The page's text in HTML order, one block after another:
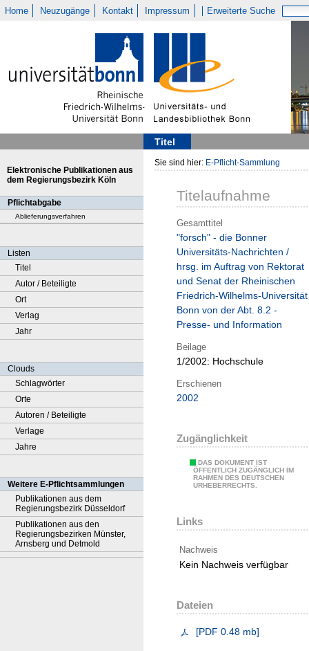
Home Neuzugänge Kontakt Impressum Erweiterte Suche
Titel
Elektronische Publikationen aus
dem Regierungsbezirk Köln
Pflichtabgabe
Ablieferungsverfahren
Listen
Titel
Autor / Beteiligte
Ort
Verlag
Jahr
Clouds
Schlagwörter
Orte
Autoren / Beteiligte
Verlage
Jahre
Weitere E-Pflichtsammlungen
Publikationen aus dem
Regierungsbezirk Düsseldorf
Publikationen aus den
Regierungsbezirken Münster,
Arnsberg und Detmold
Sie sind hier: E-Pflicht-Sammlung
Titelaufnahme
Gesamttitel
"forsch" - die Bonner
Universitäts-Nachrichten /
hrsg. im Auftrag von Rektorat
und Senat der Rheinischen
Friedrich-Wilhelms-Universität
Bonn von der Abt. 8.2 -
Presse- und Information
Beilage
1/2002: Hochschule
Erschienen
2002
Zugänglichkeit
DAS DOKUMENT IST
ÖFFENTLICH ZUGÄNGLICH IM
RAHMEN DES DEUTSCHEN
URHEBERRECHTS.
Links
Nachweis
Kein Nachweis verfügbar
Dateien
[PDF 0.48 mb]